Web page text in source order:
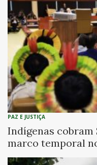
PAZ E JUSTIÇA
Indígenas cobram
marco temporal